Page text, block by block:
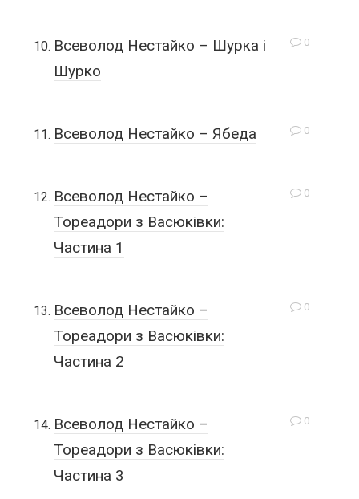
0
Всеволод Нестайко – Шурка і
Шурко
0
Всеволод Нестайко – Ябеда
0
Всеволод Нестайко –
Тореадори з Васюківки:
Частина 1
0
Всеволод Нестайко –
Тореадори з Васюківки:
Частина 2
0
Всеволод Нестайко –
Тореадори з Васюківки:
Частина 3